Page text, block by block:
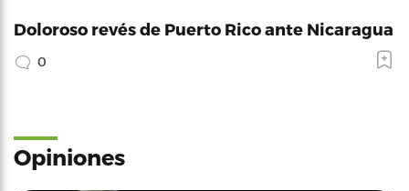
Doloroso revés de Puerto Rico ante Nicaragua
0
Opiniones